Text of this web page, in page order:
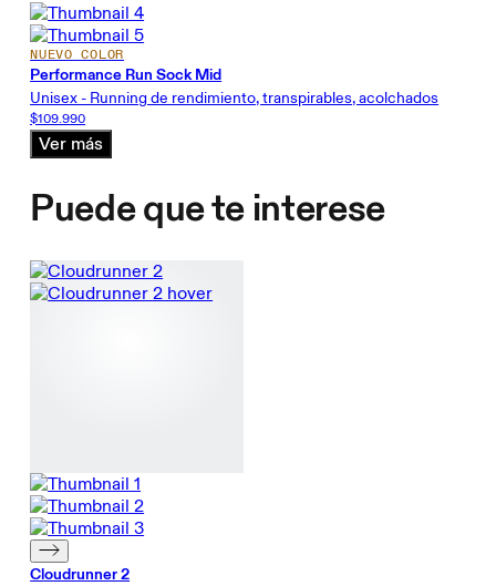
NUEVO COLOR
Performance Run Sock Mid
Unisex - Running de rendimiento, transpirables, acolchados
$109.990
Ver más
Puede que te interese
Cloudrunner 2